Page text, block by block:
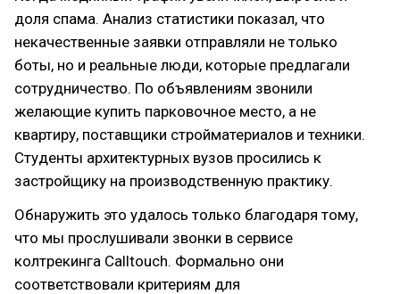
доля спама. Анализ статистики показал, что
некачественные заявки отправляли не только
боты, но и реальные люди, которые предлагали
сотрудничество. По объявлениям звонили
желающие купить парковочное место, а не
квартиру, поставщики стройматериалов и техники.
Студенты архитектурных вузов просились к
застройщику на производственную практику.
Обнаружить это удалось только благодаря тому,
что мы прослушивали звонки в сервисе
колтрекинга Calltouch. Формально они
соответствовали критериям для